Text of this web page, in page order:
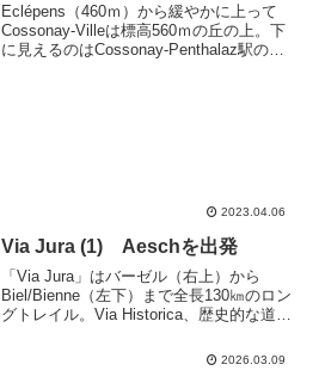
Eclépens（460ｍ）から緩やかに上って
Cossonay-Villeは標高560ｍの丘の上。下
に見えるのはCossonay-Penthalaz駅のそ
2023.04.06
Via Jura (1) Aeschを出発
「Via Jura」はバーゼル（右上）から
Biel/Bienne（左下）まで全長130㎞のロン
グトレイル。Via Historica、歴史的な道が
り、Basel、Solothurn、Jura、Bernの...
2026.03.09